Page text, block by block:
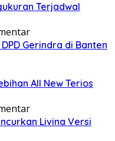
Terjadwal
Gerindra di Banten
All New Terios
Livina Versi